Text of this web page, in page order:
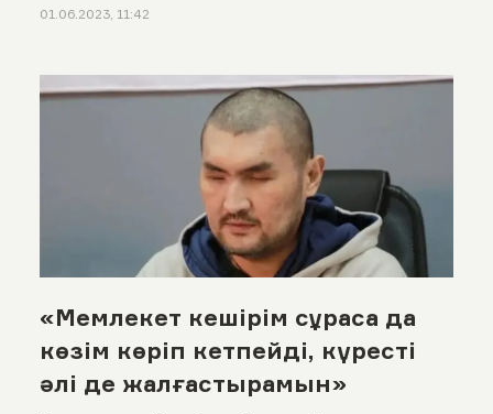
01.06.2023, 11:42
«Мемлекет кешірім сұраса да
көзім көріп кетпейді, күресті
әлі де жалғастырамын»